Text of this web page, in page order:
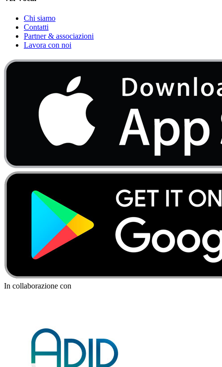
Chi siamo
Contatti
Partner & associazioni
Lavora con noi
In collaborazione con